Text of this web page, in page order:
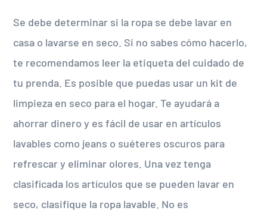
Se debe determinar si la ropa se debe lavar en
casa o lavarse en seco. Si no sabes cómo hacerlo,
te recomendamos leer la etiqueta del cuidado de
tu prenda. Es posible que puedas usar un kit de
limpieza en seco para el hogar. Te ayudará a
ahorrar dinero y es fácil de usar en artículos
lavables como jeans o suéteres oscuros para
refrescar y eliminar olores. Una vez tenga
clasificada los artículos que se pueden lavar en
seco, clasifique la ropa lavable. No es